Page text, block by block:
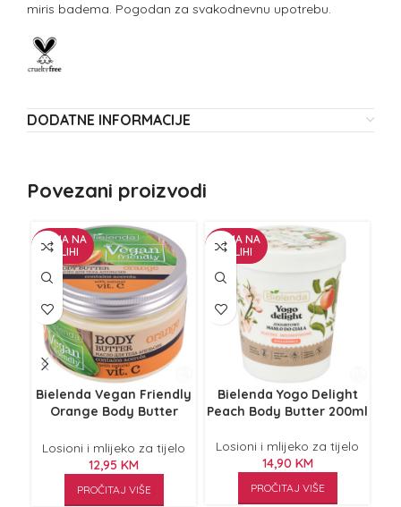
miris badema. Pogodan za svakodnevnu upotrebu.
DODATNE INFORMACIJE
Povezani proizvodi
NEMA NA
ZALIHI
Bielenda Vegan Friendly
Orange Body Butter
Losioni i mlijeko za tijelo
12,95 KM
PROČITAJ VIŠE
NEMA NA
ZALIHI
Bielenda Yogo Delight
Peach Body Butter 200ml
Losioni i mlijeko za tijelo
14,90 KM
PROČITAJ VIŠE